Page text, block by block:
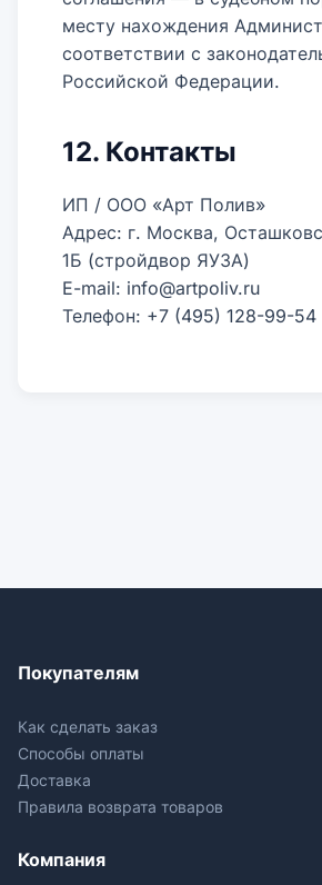
месту нахождения
соответствии с
Российской Федерации.
12. Контакты
ИП / ООО «Арт Полив»
Адрес: г. Москва,
1Б (стройдвор ЯУЗА)
E-mail: info@artpoliv.ru
Телефон: +7 (495) 128-99-54
Покупателям
Как сделать заказ
Способы оплаты
Доставка
Правила возврата товаров
Компания